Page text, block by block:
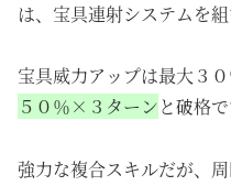
は、宝具連射システムを組
宝具威力アップは最大３
５０％×３ターンと破格で
強力な複合スキルだが、